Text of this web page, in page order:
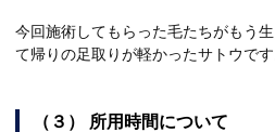
今回施術してもらった毛たちがもう
て帰りの足取りが軽かったサトウです
（３） 所用時間について